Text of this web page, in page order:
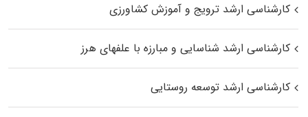
کارشناسی ارشد ترویج و آموزش کشاورزی
کارشناسی ارشد شناسایی و مبارزه با علفهای هرز
کارشناسی ارشد توسعه روستایی